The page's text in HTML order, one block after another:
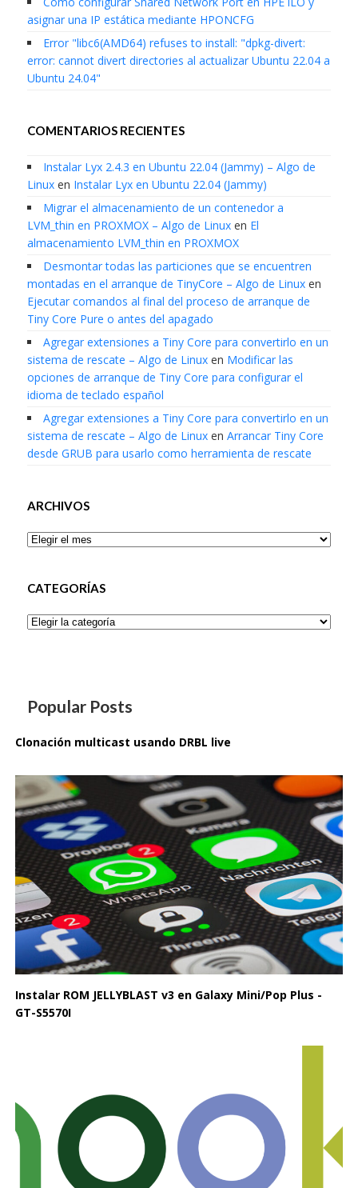
asignar una IP estática mediante HPONCFG
Error "libc6(AMD64) refuses to install: "dpkg-divert:
error: cannot divert directories al actualizar Ubuntu 22.04 a
Ubuntu 24.04"
COMENTARIOS RECIENTES
Instalar Lyx 2.4.3 en Ubuntu 22.04 (Jammy) – Algo de
Linuxen Instalar Lyx en Ubuntu 22.04 (Jammy)
Migrar el almacenamiento de un contenedor a
LVM_thin en PROXMOX – Algo de Linuxen El
almacenamiento LVM_thin en PROXMOX
Desmontar todas las particiones que se encuentren
montadas en el arranque de TinyCore – Algo de Linuxen
Ejecutar comandos al final del proceso de arranque de
Tiny Core Pure o antes del apagado
Agregar extensiones a Tiny Core para convertirlo en un
sistema de rescate – Algo de Linuxen Modificar las
opciones de arranque de Tiny Core para configurar el
idioma de teclado español
Agregar extensiones a Tiny Core para convertirlo en un
sistema de rescate – Algo de Linuxen Arrancar Tiny Core
desde GRUB para usarlo como herramienta de rescate
ARCHIVOS
Archivos
CATEGORÍAS
Categorías
Popular Posts
Clonación multicast usando DRBL live
Instalar ROM JELLYBLAST v3 en Galaxy Mini/Pop Plus -
GT-S5570I